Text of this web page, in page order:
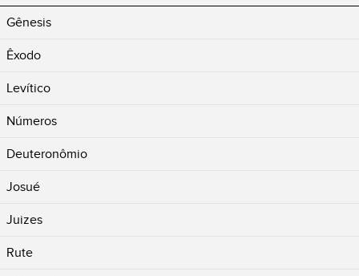
Gênesis
Êxodo
Levítico
Números
Deuteronômio
Josué
Juizes
Rute